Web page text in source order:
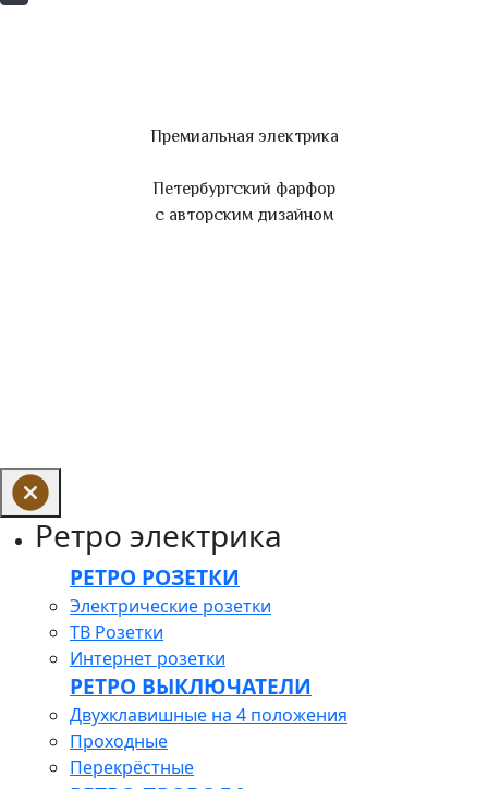
Премиальная электрика
Петербургский фарфор
с авторским дизайном
Ретро электрика
РЕТРО РОЗЕТКИ
Электрические розетки
ТВ Розетки
Интернет розетки
РЕТРО ВЫКЛЮЧАТЕЛИ
Двухклавишные на 4 положения
Проходные
Перекрёстные